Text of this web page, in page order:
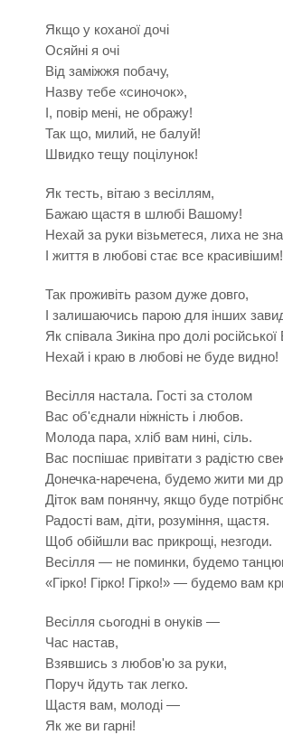
Якщо у коханої дочі
Осяйні я очі
Від заміжжя побачу,
Назву тебе «синочок»,
І, повір мені, не ображу!
Так що, милий, не балуй!
Швидко тещу поцілунок!
Як тесть, вітаю з весіллям,
Бажаю щастя в шлюбі Вашому!
Нехай за руки візьметеся, лиха не
І життя в любові стає все красивішим!
Так проживіть разом дуже довго,
І залишаючись парою для інших
Як співала Зикіна про долі російської
Нехай і краю в любові не буде видно!
Весілля настала. Гості за столом
Вас об'єднали ніжність і любов.
Молода пара, хліб вам нині, сіль.
Вас поспішає привітати з радістю
Донечка-наречена, будемо жити ми
Діток вам понянчу, якщо буде
Радості вам, діти, розуміння, щастя.
Щоб обійшли вас прикрощі, незгоди.
Весілля — не поминки, будемо
«Гірко! Гірко! Гірко!» — будемо вам
Весілля сьогодні в онуків —
Час настав,
Взявшись з любов'ю за руки,
Поруч йдуть так легко.
Щастя вам, молоді —
Як же ви гарні!